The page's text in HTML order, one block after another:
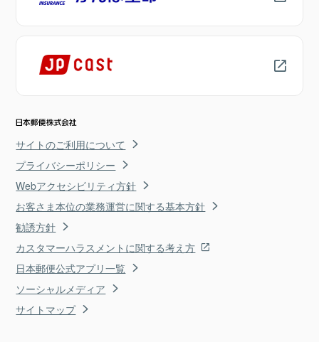
サイトのご利用について
プライバシーポリシー
Webアクセシビリティ方針
お客さま本位の業務運営に関する基本方針
勧誘方針
カスタマーハラスメントに関する考え方
日本郵便公式アプリ一覧
ソーシャルメディア
サイトマップ